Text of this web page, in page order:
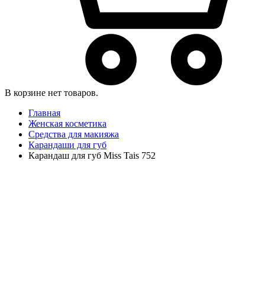
В корзине нет товаров.
Главная
Женская косметика
Средства для макияжа
Карандаши для губ
Карандаш для губ Miss Tais 752